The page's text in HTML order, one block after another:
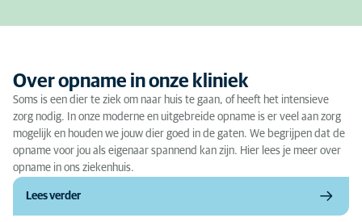
Over opname in onze kliniek
Soms is een dier te ziek om naar huis te gaan, of heeft het intensieve
zorg nodig. In onze moderne en uitgebreide opname is er veel aan zorg
mogelijk en houden we jouw dier goed in de gaten. We begrijpen dat de
opname voor jou als eigenaar spannend kan zijn. Hier lees je meer over
opname in ons ziekenhuis.
Lees verder